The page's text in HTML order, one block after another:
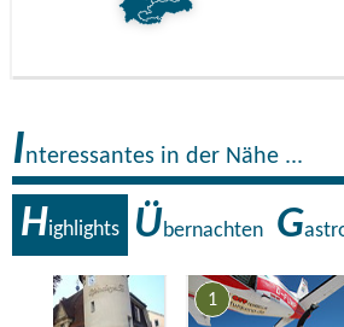
Interessantes in der Nähe ...
Highlights Übernachten G
1